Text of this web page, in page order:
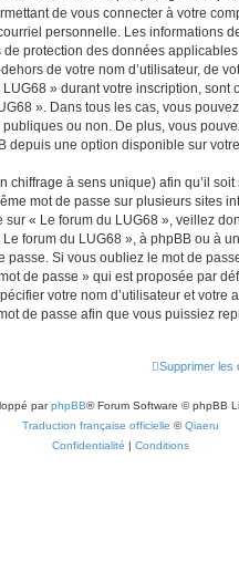
de vous connecter à votre
personnelle. Les informations
protection des données
de votre nom d’utilisateur, de
» durant votre inscription, sont
». Dans tous les cas, vous
ou non. De plus, vous
depuis une option disponible sur
chiffrage à sens unique) afin qu’il
mot de passe sur plusieurs sites
sur « Le forum du LUG68 », veillez
forum du LUG68 », à phpBB ou à
passe. Si vous oubliez le mot de
de passe » qui est proposée par
votre nom d’utilisateur et votre
de passe afin que vous puissiez
Supprimer les
parphpBB® Forum Software © phpBB
Traduction française officielle ©Qiaeru
Confidentialité | Conditions